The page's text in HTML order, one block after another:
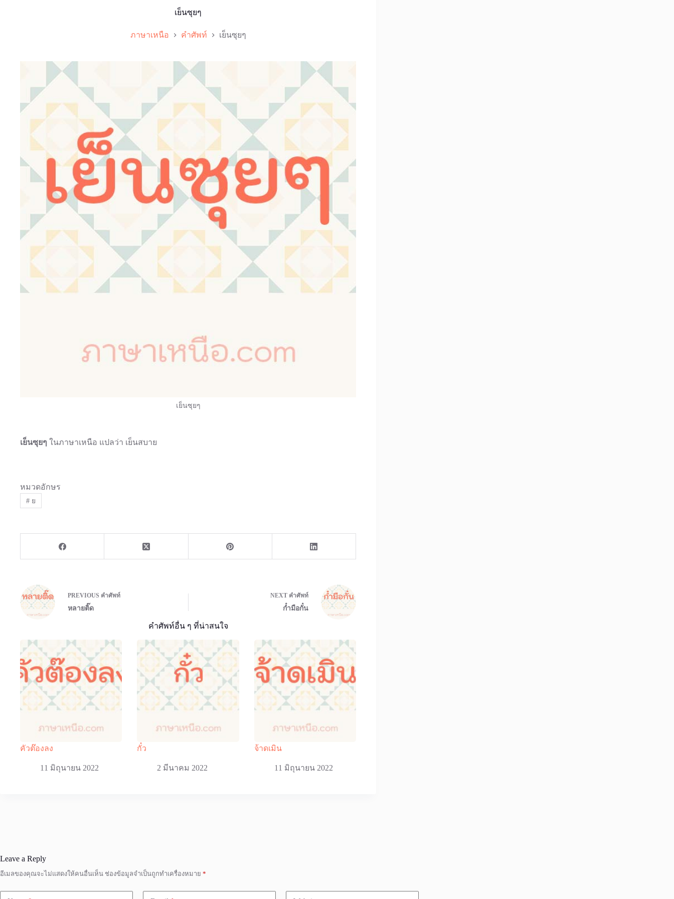
เย็นซุยๆ
ภาษาเหนือ คำศัพท์ เย็นซุยๆ
เย็นซุยๆ
เย็นซุยๆ ในภาษาเหนือ แปลว่า เย็นสบาย
หมวดอักษร
#ย
PREVIOUS คำศัพท์
หลายติ๊ด
NEXT คำศัพท์
ก๋ำมือกั๋น
คำศัพท์อื่น ๆ ที่น่าสนใจ
คัวต๊องลง
11 มิถุนายน 2022
กั๋ว
2 มีนาคม 2022
จ้าดเมิน
11 มิถุนายน 2022
Leave a Reply
อีเมลของคุณจะไม่แสดงให้คนอื่นเห็น ช่องข้อมูลจำเป็นถูกทำเครื่องหมาย *